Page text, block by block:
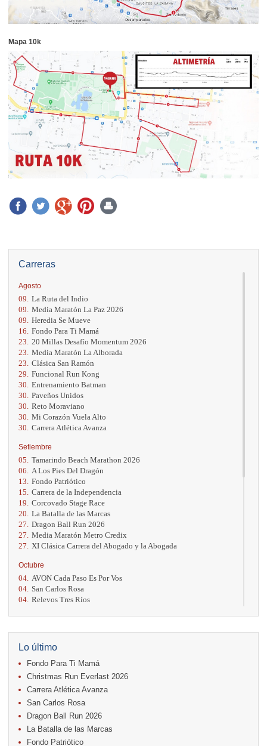
Carreras
Agosto
09. La Ruta del Indio
09. Media Maratón La Paz 2026
09. Heredia Se Mueve
16. Fondo Para Ti Mamá
23. 20 Millas Desafío Momentum 2026
23. Media Maratón La Alborada
23. Clásica San Ramón
29. Funcional Run Kong
30. Entrenamiento Batman
30. Paveños Unidos
30. Reto Moraviano
30. Mi Corazón Vuela Alto
30. Carrera Atlética Avanza
Setiembre
05. Tamarindo Beach Marathon 2026
06.
A Los Pies Del Dragón
13. Fondo Patriótico
15. Carrera de la Independencia
19. Corcovado Stage Race
20. La Batalla de las Marcas
27. Dragon Ball Run 2026
27. Media Maratón Metro Credix
27.
XI Clásica Carrera del Abogado y la Abogada
Octubre
04. AVON Cada Paso Es Por Vos
04. San Carlos Rosa
04. Relevos Tres Ríos
17. Caribe Paradise Run
18.
Casa Turire Trail Run
18. Warriors Run Circuit
18. Samsung Jacó Beach Half Marathon 2026
25. KRun by Under Armour
25. Run Alajuela
Noviembre
08. Lindora Run
15. Entre Pan y Rosas
Lo último
Fondo Para Ti Mamá
Christmas Run Everlast 2026
Carrera Atlética Avanza
San Carlos Rosa
Dragon Ball Run 2026
La Batalla de las Marcas
Fondo Patriótico
Mapa 10k